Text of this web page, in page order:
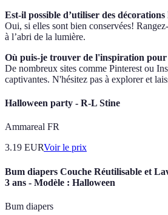
Est-il possible d’utiliser des
Oui, si elles sont bien conservées!
à l’abri de la lumière.
Où puis-je trouver de l'inspiration pour
De nombreux sites comme Pinterest ou
captivantes. N'hésitez pas à explorer et
Halloween party - R-L Stine
Ammareal FR
3.19 EURVoir le prix
Bum diapers Couche Réutilisable et
3 ans - Modèle : Halloween
Bum diapers